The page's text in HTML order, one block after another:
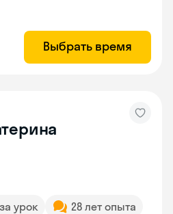
Выбрать время
урок
28 лет опыта